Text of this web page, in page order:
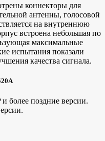
коннекторы для
антенны, голосовой
на внутреннюю
встроена небольшая по
максимальные
испытания показали
качества сигнала.
более поздние версии.